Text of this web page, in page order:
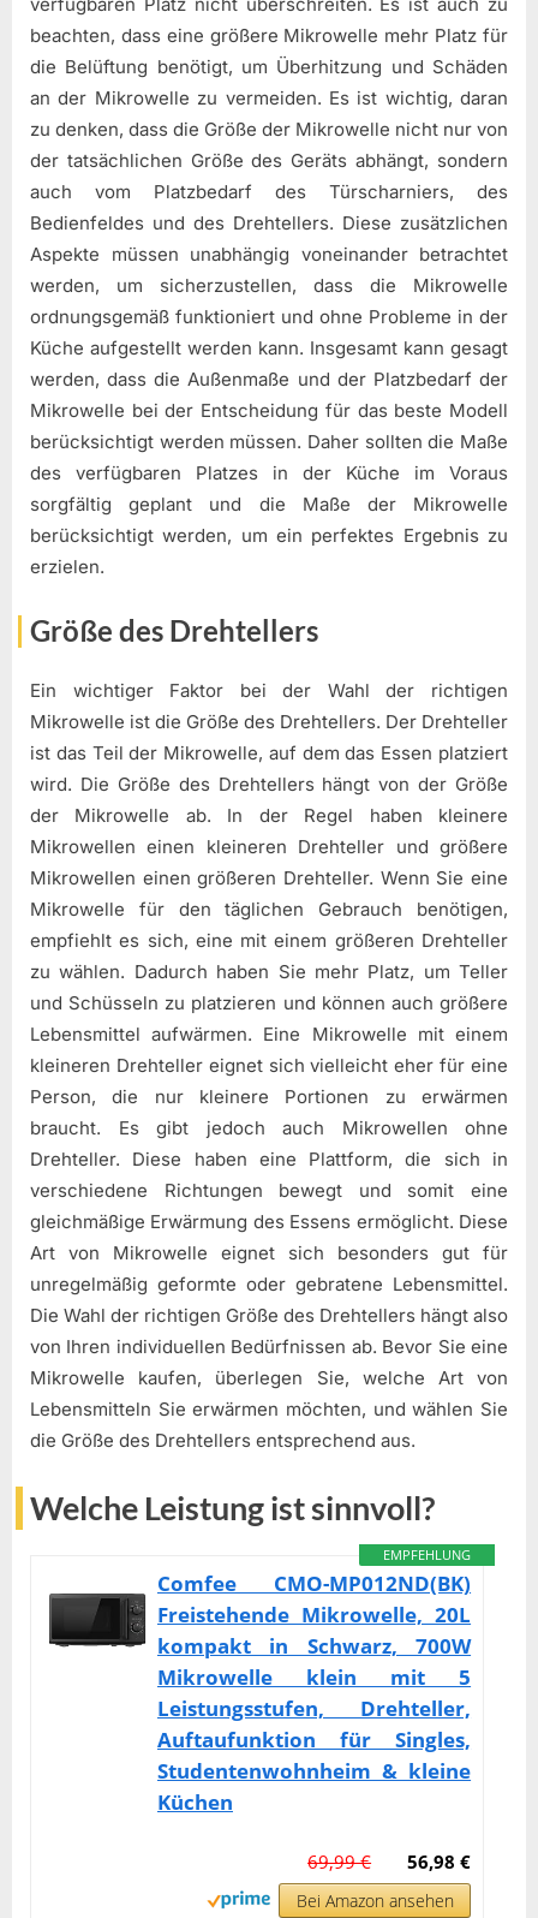
beachten, dass eine größere Mikrowelle mehr Platz für
die Belüftung benötigt, um Überhitzung und Schäden
an der Mikrowelle zu vermeiden. Es ist wichtig, daran
zu denken, dass die Größe der Mikrowelle nicht nur von
der tatsächlichen Größe des Geräts abhängt, sondern
auch vom Platzbedarf des Türscharniers, des
Bedienfeldes und des Drehtellers. Diese zusätzlichen
Aspekte müssen unabhängig voneinander betrachtet
werden, um sicherzustellen, dass die Mikrowelle
ordnungsgemäß funktioniert und ohne Probleme in der
Küche aufgestellt werden kann. Insgesamt kann gesagt
werden, dass die Außenmaße und der Platzbedarf der
Mikrowelle bei der Entscheidung für das beste Modell
berücksichtigt werden müssen. Daher sollten die Maße
des verfügbaren Platzes in der Küche im Voraus
sorgfältig geplant und die Maße der Mikrowelle
berücksichtigt werden, um ein perfektes Ergebnis zu
erzielen.
Größe des Drehtellers
Ein wichtiger Faktor bei der Wahl der richtigen
Mikrowelle ist die Größe des Drehtellers. Der Drehteller
ist das Teil der Mikrowelle, auf dem das Essen platziert
wird. Die Größe des Drehtellers hängt von der Größe
der Mikrowelle ab. In der Regel haben kleinere
Mikrowellen einen kleineren Drehteller und größere
Mikrowellen einen größeren Drehteller. Wenn Sie eine
Mikrowelle für den täglichen Gebrauch benötigen,
empfiehlt es sich, eine mit einem größeren Drehteller
zu wählen. Dadurch haben Sie mehr Platz, um Teller
und Schüsseln zu platzieren und können auch größere
Lebensmittel aufwärmen. Eine Mikrowelle mit einem
kleineren Drehteller eignet sich vielleicht eher für eine
Person, die nur kleinere Portionen zu erwärmen
braucht. Es gibt jedoch auch Mikrowellen ohne
Drehteller. Diese haben eine Plattform, die sich in
verschiedene Richtungen bewegt und somit eine
gleichmäßige Erwärmung des Essens ermöglicht. Diese
Art von Mikrowelle eignet sich besonders gut für
unregelmäßig geformte oder gebratene Lebensmittel.
Die Wahl der richtigen Größe des Drehtellers hängt also
von Ihren individuellen Bedürfnissen ab. Bevor Sie eine
Mikrowelle kaufen, überlegen Sie, welche Art von
Lebensmitteln Sie erwärmen möchten, und wählen Sie
die Größe des Drehtellers entsprechend aus.
Welche Leistung ist sinnvoll?
EMPFEHLUNG
Comfee CMO-MP012ND(BK)
Freistehende Mikrowelle, 20L
kompakt in Schwarz, 700W
Mikrowelle klein mit 5
Leistungsstufen, Drehteller,
Auftaufunktion für Singles,
Studentenwohnheim & kleine
Küchen
56,98 €
69,99 €
Bei Amazon ansehen